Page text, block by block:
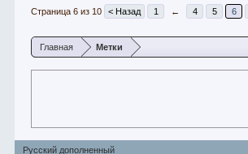
Страница 6 из 10 < Назад 1 ← 4 5 6
Главная Метки
Русский дополненный